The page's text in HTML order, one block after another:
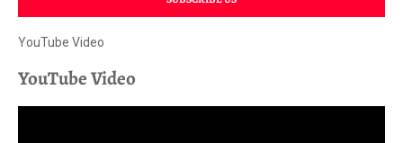
YouTube Video
YouTube Video